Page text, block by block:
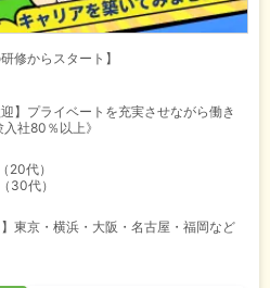
修からスタート】
】プライベートを充実させながら働き
社80％以上》
20代）
30代）
】東京・横浜・大阪・名古屋・福岡など